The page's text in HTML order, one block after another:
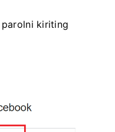
kiriting